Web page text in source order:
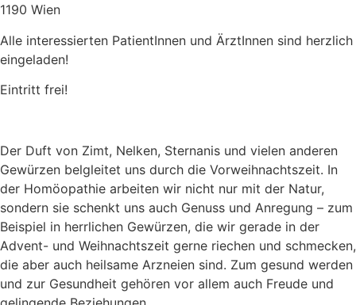
1190 Wien
Alle interessierten PatientInnen und ÄrztInnen sind herzlich
eingeladen!
Eintritt frei!
Der Duft von Zimt, Nelken, Sternanis und vielen anderen
Gewürzen belgleitet uns durch die Vorweihnachtszeit. In
der Homöopathie arbeiten wir nicht nur mit der Natur,
sondern sie schenkt uns auch Genuss und Anregung – zum
Beispiel in herrlichen Gewürzen, die wir gerade in der
Advent- und Weihnachtszeit gerne riechen und schmecken,
die aber auch heilsame Arzneien sind. Zum gesund werden
und zur Gesundheit gehören vor allem auch Freude und